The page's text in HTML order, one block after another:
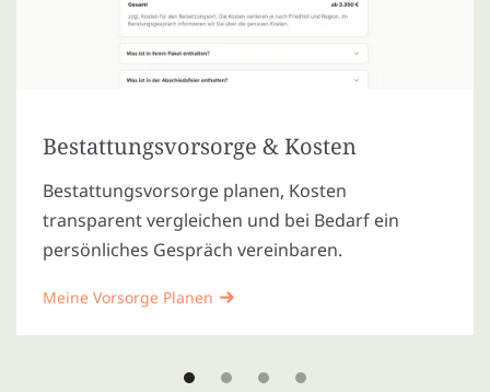
Bestattungsvorsorge & Kosten
Bestattungsvorsorge planen, Kosten
transparent vergleichen und bei Bedarf ein
persönliches Gespräch vereinbaren.
Meine Vorsorge Planen